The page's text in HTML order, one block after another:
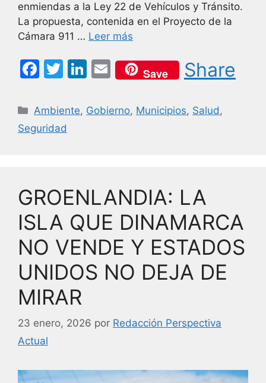
enmiendas a la Ley 22 de Vehículos y Tránsito.
La propuesta, contenida en el Proyecto de la
Cámara 911 … Leer más
F
c
e
k
T
itt
er
Li
k
E
m
ai
Save Share
Categorías
Ambiente, Gobierno, Municipios, Salud ,
Seguridad
GROENLANDIA: LA
ISLA QUE DINAMARCA
NO VENDE Y ESTADOS
UNIDOS NO DEJA DE
MIRAR
23 enero, 2026 por Redacción Perspectiva
Actual